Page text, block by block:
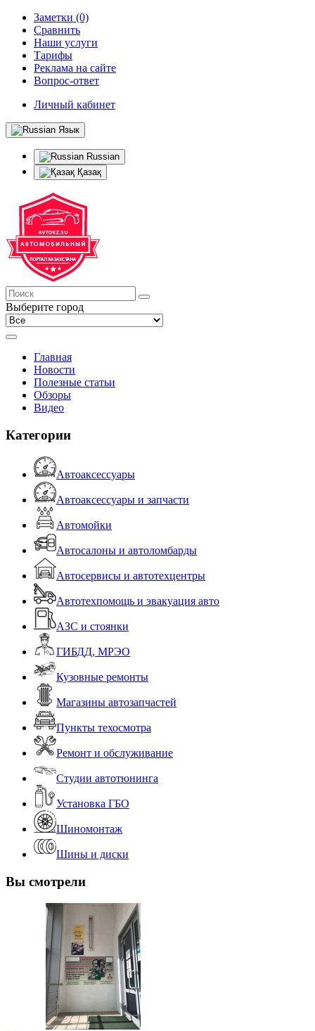
Заметки (0)
Сравнить
Наши услуги
Тарифы
Реклама на сайте
Вопрос-ответ
Личный кабинет
Язык
Russian
Қазақ
Выберите город
Главная
Новости
Полезные статьи
Обзоры
Видео
Категории
Автоаксессуары
Автоаксессуары и запчасти
Автомойки
Автосалоны и автоломбарды
Автосервисы и автотехцентры
Автотехпомощь и эвакуация авто
АЗС и стоянки
ГИБДД, МРЭО
Кузовные ремонты
Магазины автозапчастей
Пункты техосмотра
Ремонт и обслуживание
Студии автотюнинга
Установка ГБО
Шиномонтаж
Шины и диски
Вы смотрели